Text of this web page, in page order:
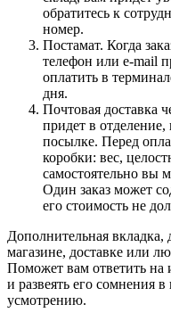
обратитесь к
номер.
Постамат. Когда
телефон или e-mail
оплатить в
дня.
Почтовая доставка
придет в
посылке. Перед
коробки: вес,
самостоятельно вы
Один заказ может
его стоимость не
Дополнительная
магазине, доставке или
Поможет вам ответить на
и развеять его сомнения
усмотрению.